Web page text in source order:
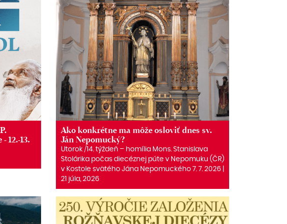
12.-13.
Ako konkrétne ma môže osloviť dnes sv.
Ján Nepomucký?
Utorok /14. týždeň – homília Mons. Stanislava
Stolárika počas diecéznej púte v Nepomuku (ČR)
v Kostole svätého Jána Nepomuckého 7. 7. 2026 |
21 júla, 2026